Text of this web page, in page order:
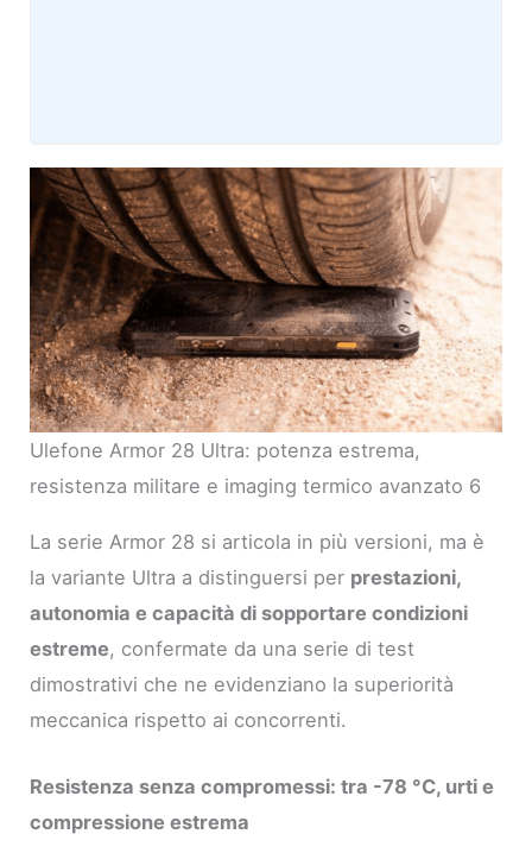
Ulefone Armor 28 Ultra: potenza estrema,
resistenza militare e imaging termico avanzato 6
La serie Armor 28 si articola in più versioni, ma è
la variante Ultra a distinguersi per prestazioni,
autonomia e capacità di sopportare condizioni
estreme, confermate da una serie di test
dimostrativi che ne evidenziano la superiorità
meccanica rispetto ai concorrenti.
Resistenza senza compromessi: tra -78 °C, urti e
compressione estrema